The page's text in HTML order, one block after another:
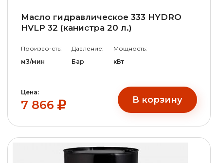
Масло гидравлическое 333 HYDRO
HVLP 32 (канистра 20 л.)
Произво-сть:
м3/мин
Давление:
Бар
Мощность:
кВт
Цена:
7 866 В корзину